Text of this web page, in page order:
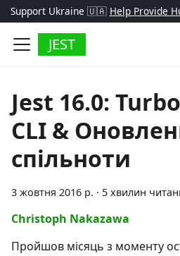
Support Ukraine 🇺🇦 Help Provide
JEST
Jest 16.0:
CLI &
спільноти
3 жовтня 2016 р. · 5 хвилин
Christoph Nakazawa
Пройшов місяць з моменту